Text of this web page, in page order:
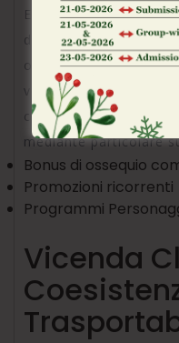
E capitale precisare
depositi effettuati
offerte di bonus. In
verificato
condizioni di qualsiasi
mediante particolare
Bonus di ossequio
Promozioni ricorrenti
Programmi
Vicenda